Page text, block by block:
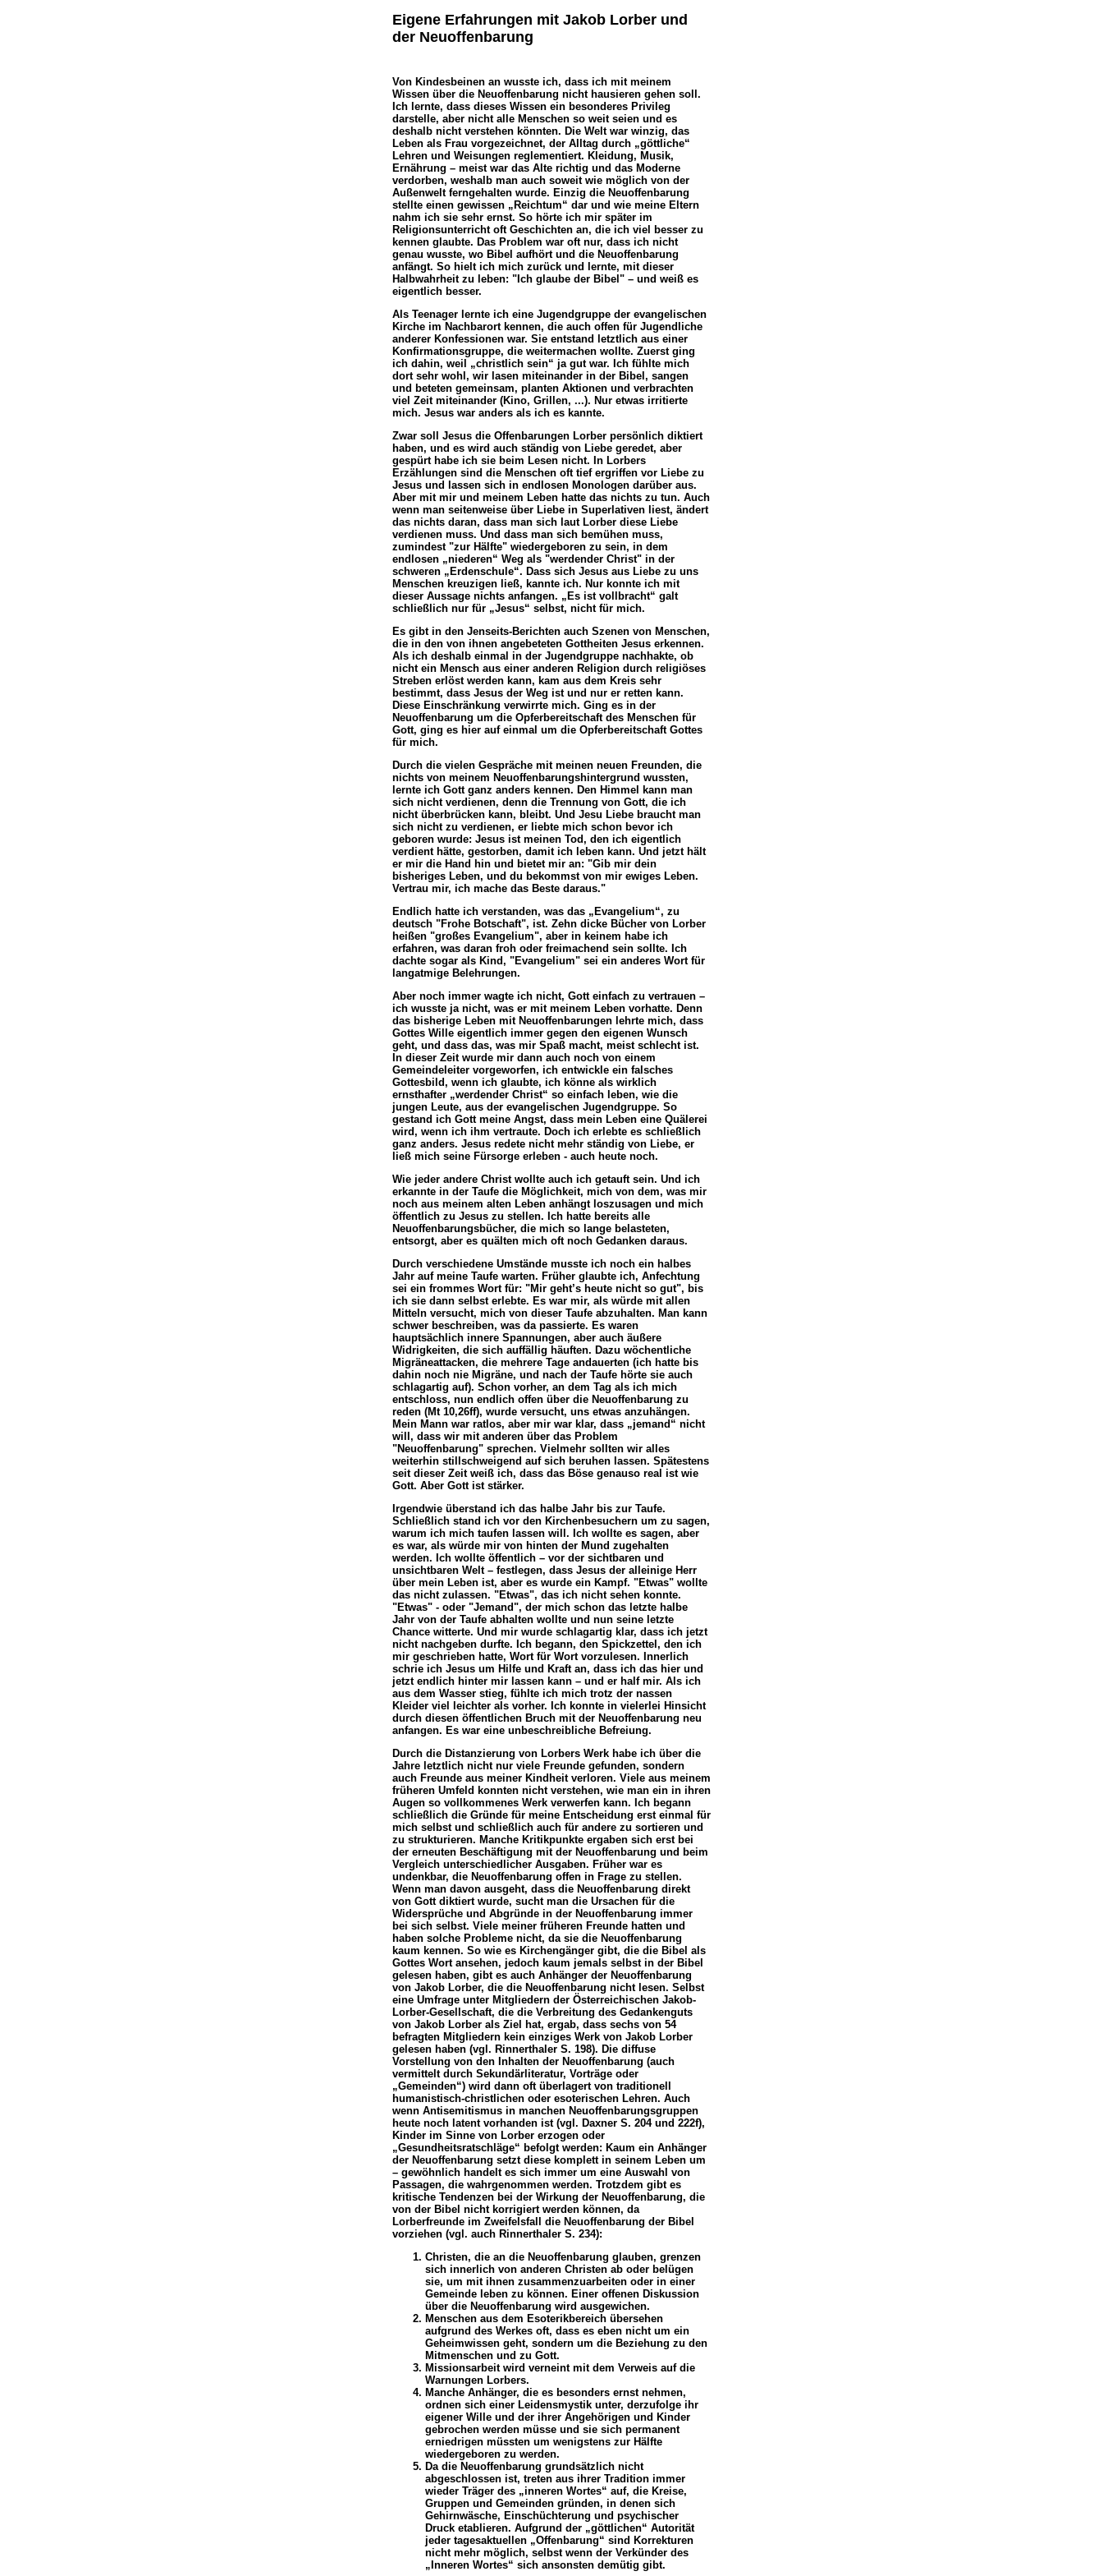
Eigene Erfahrungen mit Jakob Lorber und
der Neuoffenbarung
Von Kindesbeinen an wusste ich, dass ich mit meinem
Wissen über die Neuoffenbarung nicht hausieren gehen soll.
Ich lernte, dass dieses Wissen ein besonderes Privileg
darstelle, aber nicht alle Menschen so weit seien und es
deshalb nicht verstehen könnten. Die Welt war winzig, das
Leben als Frau vorgezeichnet, der Alltag durch „göttliche“
Lehren und Weisungen reglementiert. Kleidung, Musik,
Ernährung – meist war das Alte richtig und das Moderne
verdorben, weshalb man auch soweit wie möglich von der
Außenwelt ferngehalten wurde. Einzig die Neuoffenbarung
stellte einen gewissen „Reichtum“ dar und wie meine Eltern
nahm ich sie sehr ernst. So hörte ich mir später im
Religionsunterricht oft Geschichten an, die ich viel besser zu
kennen glaubte. Das Problem war oft nur, dass ich nicht
genau wusste, wo Bibel aufhört und die Neuoffenbarung
anfängt. So hielt ich mich zurück und lernte, mit dieser
Halbwahrheit zu leben: "Ich glaube der Bibel" – und weiß es
eigentlich besser.
Als Teenager lernte ich eine Jugendgruppe der evangelischen
Kirche im Nachbarort kennen, die auch offen für Jugendliche
anderer Konfessionen war. Sie entstand letztlich aus einer
Konfirmationsgruppe, die weitermachen wollte. Zuerst ging
ich dahin, weil „christlich sein“ ja gut war. Ich fühlte mich
dort sehr wohl, wir lasen miteinander in der Bibel, sangen
und beteten gemeinsam, planten Aktionen und verbrachten
viel Zeit miteinander (Kino, Grillen, ...). Nur etwas irritierte
mich. Jesus war anders als ich es kannte.
Zwar soll Jesus die Offenbarungen Lorber persönlich diktiert
haben, und es wird auch ständig von Liebe geredet, aber
gespürt habe ich sie beim Lesen nicht. In Lorbers
Erzählungen sind die Menschen oft tief ergriffen vor Liebe zu
Jesus und lassen sich in endlosen Monologen darüber aus.
Aber mit mir und meinem Leben hatte das nichts zu tun. Auch
wenn man seitenweise über Liebe in Superlativen liest, ändert
das nichts daran, dass man sich laut Lorber diese Liebe
verdienen muss. Und dass man sich bemühen muss,
zumindest "zur Hälfte" wiedergeboren zu sein, in dem
endlosen „niederen“ Weg als "werdender Christ" in der
schweren „Erdenschule“. Dass sich Jesus aus Liebe zu uns
Menschen kreuzigen ließ, kannte ich. Nur konnte ich mit
dieser Aussage nichts anfangen. „Es ist vollbracht“ galt
schließlich nur für „Jesus“ selbst, nicht für mich.
Es gibt in den Jenseits-Berichten auch Szenen von Menschen,
die in den von ihnen angebeteten Gottheiten Jesus erkennen.
Als ich deshalb einmal in der Jugendgruppe nachhakte, ob
nicht ein Mensch aus einer anderen Religion durch religiöses
Streben erlöst werden kann, kam aus dem Kreis sehr
bestimmt, dass Jesus der Weg ist und nur er retten kann.
Diese Einschränkung verwirrte mich. Ging es in der
Neuoffenbarung um die Opferbereitschaft des Menschen für
Gott, ging es hier auf einmal um die Opferbereitschaft Gottes
für mich.
Durch die vielen Gespräche mit meinen neuen Freunden, die
nichts von meinem Neuoffenbarungshintergrund wussten,
lernte ich Gott ganz anders kennen. Den Himmel kann man
sich nicht verdienen, denn die Trennung von Gott, die ich
nicht überbrücken kann, bleibt. Und Jesu Liebe braucht man
sich nicht zu verdienen, er liebte mich schon bevor ich
geboren wurde: Jesus ist meinen Tod, den ich eigentlich
verdient hätte, gestorben, damit ich leben kann. Und jetzt hält
er mir die Hand hin und bietet mir an: "Gib mir dein
bisheriges Leben, und du bekommst von mir ewiges Leben.
Vertrau mir, ich mache das Beste daraus."
Endlich hatte ich verstanden, was das „Evangelium“, zu
deutsch "Frohe Botschaft", ist. Zehn dicke Bücher von Lorber
heißen "großes Evangelium", aber in keinem habe ich
erfahren, was daran froh oder freimachend sein sollte. Ich
dachte sogar als Kind, "Evangelium" sei ein anderes Wort für
langatmige Belehrungen.
Aber noch immer wagte ich nicht, Gott einfach zu vertrauen –
ich wusste ja nicht, was er mit meinem Leben vorhatte. Denn
das bisherige Leben mit Neuoffenbarungen lehrte mich, dass
Gottes Wille eigentlich immer gegen den eigenen Wunsch
geht, und dass das, was mir Spaß macht, meist schlecht ist.
In dieser Zeit wurde mir dann auch noch von einem
Gemeindeleiter vorgeworfen, ich entwickle ein falsches
Gottesbild, wenn ich glaubte, ich könne als wirklich
ernsthafter „werdender Christ“ so einfach leben, wie die
jungen Leute, aus der evangelischen Jugendgruppe. So
gestand ich Gott meine Angst, dass mein Leben eine Quälerei
wird, wenn ich ihm vertraute. Doch ich erlebte es schließlich
ganz anders. Jesus redete nicht mehr ständig von Liebe, er
ließ mich seine Fürsorge erleben - auch heute noch.
Wie jeder andere Christ wollte auch ich getauft sein. Und ich
erkannte in der Taufe die Möglichkeit, mich von dem, was mir
noch aus meinem alten Leben anhängt loszusagen und mich
öffentlich zu Jesus zu stellen. Ich hatte bereits alle
Neuoffenbarungsbücher, die mich so lange belasteten,
entsorgt, aber es quälten mich oft noch Gedanken daraus.
Durch verschiedene Umstände musste ich noch ein halbes
Jahr auf meine Taufe warten. Früher glaubte ich, Anfechtung
sei ein frommes Wort für: "Mir geht’s heute nicht so gut", bis
ich sie dann selbst erlebte. Es war mir, als würde mit allen
Mitteln versucht, mich von dieser Taufe abzuhalten. Man kann
schwer beschreiben, was da passierte. Es waren
hauptsächlich innere Spannungen, aber auch äußere
Widrigkeiten, die sich auffällig häuften. Dazu wöchentliche
Migräneattacken, die mehrere Tage andauerten (ich hatte bis
dahin noch nie Migräne, und nach der Taufe hörte sie auch
schlagartig auf). Schon vorher, an dem Tag als ich mich
entschloss, nun endlich offen über die Neuoffenbarung zu
reden (Mt 10,26ff), wurde versucht, uns etwas anzuhängen.
Mein Mann war ratlos, aber mir war klar, dass „jemand“ nicht
will, dass wir mit anderen über das Problem
"Neuoffenbarung" sprechen. Vielmehr sollten wir alles
weiterhin stillschweigend auf sich beruhen lassen. Spätestens
seit dieser Zeit weiß ich, dass das Böse genauso real ist wie
Gott. Aber Gott ist stärker.
Irgendwie überstand ich das halbe Jahr bis zur Taufe.
Schließlich stand ich vor den Kirchenbesuchern um zu sagen,
warum ich mich taufen lassen will. Ich wollte es sagen, aber
es war, als würde mir von hinten der Mund zugehalten
werden. Ich wollte öffentlich – vor der sichtbaren und
unsichtbaren Welt – festlegen, dass Jesus der alleinige Herr
über mein Leben ist, aber es wurde ein Kampf. "Etwas" wollte
das nicht zulassen. "Etwas", das ich nicht sehen konnte.
"Etwas" - oder "Jemand", der mich schon das letzte halbe
Jahr von der Taufe abhalten wollte und nun seine letzte
Chance witterte. Und mir wurde schlagartig klar, dass ich jetzt
nicht nachgeben durfte. Ich begann, den Spickzettel, den ich
mir geschrieben hatte, Wort für Wort vorzulesen. Innerlich
schrie ich Jesus um Hilfe und Kraft an, dass ich das hier und
jetzt endlich hinter mir lassen kann – und er half mir. Als ich
aus dem Wasser stieg, fühlte ich mich trotz der nassen
Kleider viel leichter als vorher. Ich konnte in vielerlei Hinsicht
durch diesen öffentlichen Bruch mit der Neuoffenbarung neu
anfangen. Es war eine unbeschreibliche Befreiung.
Durch die Distanzierung von Lorbers Werk habe ich über die
Jahre letztlich nicht nur viele Freunde gefunden, sondern
auch Freunde aus meiner Kindheit verloren. Viele aus meinem
früheren Umfeld konnten nicht verstehen, wie man ein in ihren
Augen so vollkommenes Werk verwerfen kann. Ich begann
schließlich die Gründe für meine Entscheidung erst einmal für
mich selbst und schließlich auch für andere zu sortieren und
zu strukturieren. Manche Kritikpunkte ergaben sich erst bei
der erneuten Beschäftigung mit der Neuoffenbarung und beim
Vergleich unterschiedlicher Ausgaben. Früher war es
undenkbar, die Neuoffenbarung offen in Frage zu stellen.
Wenn man davon ausgeht, dass die Neuoffenbarung direkt
von Gott diktiert wurde, sucht man die Ursachen für die
Widersprüche und Abgründe in der Neuoffenbarung immer
bei sich selbst. Viele meiner früheren Freunde hatten und
haben solche Probleme nicht, da sie die Neuoffenbarung
kaum kennen. So wie es Kirchengänger gibt, die die Bibel als
Gottes Wort ansehen, jedoch kaum jemals selbst in der Bibel
gelesen haben, gibt es auch Anhänger der Neuoffenbarung
von Jakob Lorber, die die Neuoffenbarung nicht lesen. Selbst
eine Umfrage unter Mitgliedern der Österreichischen Jakob-
Lorber-Gesellschaft, die die Verbreitung des Gedankenguts
von Jakob Lorber als Ziel hat, ergab, dass sechs von 54
befragten Mitgliedern kein einziges Werk von Jakob Lorber
gelesen haben (vgl. Rinnerthaler S. 198). Die diffuse
Vorstellung von den Inhalten der Neuoffenbarung (auch
vermittelt durch Sekundärliteratur, Vorträge oder
„Gemeinden“) wird dann oft überlagert von traditionell
humanistisch-christlichen oder esoterischen Lehren. Auch
wenn Antisemitismus in manchen Neuoffenbarungsgruppen
heute noch latent vorhanden ist (vgl. Daxner S. 204 und 222f),
Kinder im Sinne von Lorber erzogen oder
„Gesundheitsratschläge“ befolgt werden: Kaum ein Anhänger
der Neuoffenbarung setzt diese komplett in seinem Leben um
– gewöhnlich handelt es sich immer um eine Auswahl von
Passagen, die wahrgenommen werden. Trotzdem gibt es
kritische Tendenzen bei der Wirkung der Neuoffenbarung, die
von der Bibel nicht korrigiert werden können, da
Lorberfreunde im Zweifelsfall die Neuoffenbarung der Bibel
vorziehen (vgl. auch Rinnerthaler S. 234):
Christen, die an die Neuoffenbarung glauben, grenzen
sich innerlich von anderen Christen ab oder belügen
sie, um mit ihnen zusammenzuarbeiten oder in einer
Gemeinde leben zu können. Einer offenen Diskussion
über die Neuoffenbarung wird ausgewichen.
Menschen aus dem Esoterikbereich übersehen
aufgrund des Werkes oft, dass es eben nicht um ein
Geheimwissen geht, sondern um die Beziehung zu den
Mitmenschen und zu Gott.
Missionsarbeit wird verneint mit dem Verweis auf die
Warnungen Lorbers.
Manche Anhänger, die es besonders ernst nehmen,
ordnen sich einer Leidensmystik unter, derzufolge ihr
eigener Wille und der ihrer Angehörigen und Kinder
gebrochen werden müsse und sie sich permanent
erniedrigen müssten um wenigstens zur Hälfte
wiedergeboren zu werden.
Da die Neuoffenbarung grundsätzlich nicht
abgeschlossen ist, treten aus ihrer Tradition immer
wieder Träger des „inneren Wortes“ auf, die Kreise,
Gruppen und Gemeinden gründen, in denen sich
Gehirnwäsche, Einschüchterung und psychischer
Druck etablieren. Aufgrund der „göttlichen“ Autorität
jeder tagesaktuellen „Offenbarung“ sind Korrekturen
nicht mehr möglich, selbst wenn der Verkünder des
„Inneren Wortes“ sich ansonsten demütig gibt.